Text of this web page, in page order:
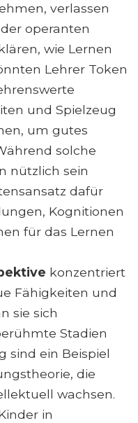
verlassen
operanten
wie Lernen
Lehrer Token
und Spielzeug
um gutes
solche
nützlich sein
dafür
Kognitionen
für das Lernen
konzentriert
Fähigkeiten und
sie sich
Stadien
sind ein Beispiel
die
wachsen.
in